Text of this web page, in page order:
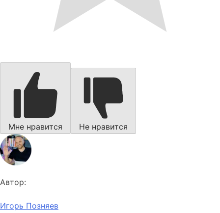
Мне нравится Не нравится
Автор:
Игорь Позняев